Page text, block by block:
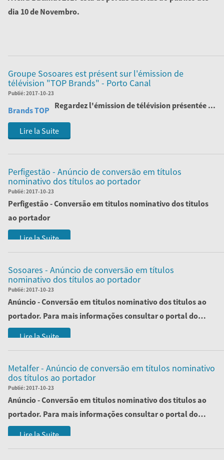
dia 10 de Novembro.
Groupe Sosoares est présent sur l'émission de
télévision "TOP Brands" - Porto Canal
Publié:2017-10-23
Regardez l'émission de télévision
Brands TOP présentée ...
Lire la Suite
Perfigestão - Anúncio de conversão em títulos
nominativo dos títulos ao portador
Publié:2017-10-23
Perfigestão - Conversão em titulos nominativo dos titulos
ao portador
Lire la Suite
Sosoares - Anúncio de conversão em títulos
nominativo dos títulos ao portador
Publié:2017-10-23
Anúncio - Conversão em titulos nominativo dos titulos ao
portador. Para mais informações consultar o portal do
ministério da justiça.
Lire la Suite
Metalfer - Anúncio de conversão em títulos nominativo
dos títulos ao portador
Publié:2017-10-23
Anúncio - Conversão em titulos nominativo dos titulos ao
portador. Para mais informações consultar o portal do
ministério da justiça.
Lire la Suite